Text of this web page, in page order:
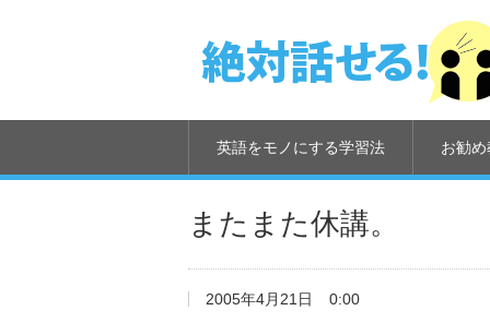
英語をモノにする学習法 お勧
またまた休講。
2005年4月21日 0:00